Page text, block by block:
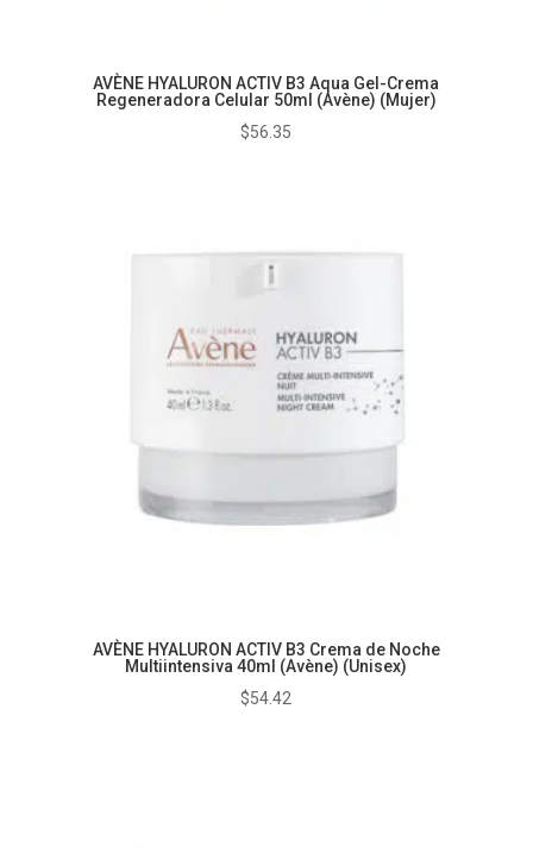
AVÈNE HYALURON ACTIV B3 Aqua Gel-Crema
Regeneradora Celular 50ml (Avène) (Mujer)
$56.35
AVÈNE HYALURON ACTIV B3 Crema de Noche
Multiintensiva 40ml (Avène) (Unisex)
$54.42